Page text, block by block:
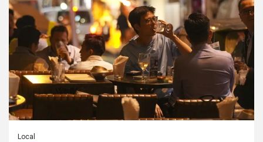
Local